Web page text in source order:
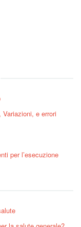
e errori
per l’esecuzione